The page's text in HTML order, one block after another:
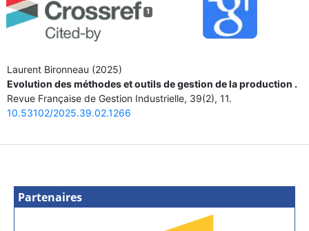
1
Laurent Bironneau (2025)
Evolution des méthodes et outils de gestion de la production .
Revue Française de Gestion Industrielle, 39(2), 11.
10.53102/2025.39.02.1266
Partenaires